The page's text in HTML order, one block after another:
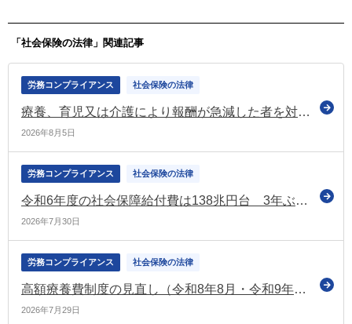
「社会保険の法律」関連記事
労務コンプライアンス 社会保険の法律
療養、育児又は介護により報酬が急減した者を対象とした標準報酬月額の保険者算定の特例 令和9年1月から適用（厚労省）
2026年8月5日
労務コンプライアンス 社会保険の法律
令和6年度の社会保障給付費は138兆円台 3年ぶりの増加で過去2番目の水準（国立社会保障・人口問題研究所）
2026年7月30日
労務コンプライアンス 社会保険の法律
高額療養費制度の見直し（令和8年8月・令和9年8月～）の根拠となる健康保険法施行令等の一部改正政令を官報に公布 厚労省の専用ページも更新
2026年7月29日